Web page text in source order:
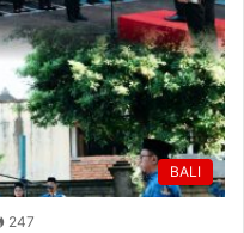
BALI
247